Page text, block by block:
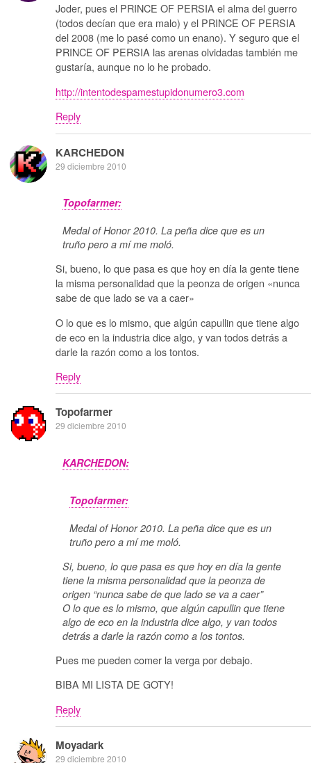
Joder, pues el PRINCE OF PERSIA el alma del guerro
(todos decían que era malo) y el PRINCE OF PERSIA
del 2008 (me lo pasé como un enano). Y seguro que el
PRINCE OF PERSIA las arenas olvidadas también me
gustaría, aunque no lo he probado.
http://intentodespamestupidonumero3.com
Reply
KARCHEDON
29 diciembre 2010
Topofarmer:
Medal of Honor 2010. La peña dice que es un
truño pero a mí me moló.
Si, bueno, lo que pasa es que hoy en día la gente tiene
la misma personalidad que la peonza de origen «nunca
sabe de que lado se va a caer»
O lo que es lo mismo, que algún capullin que tiene algo
de eco en la industria dice algo, y van todos detrás a
darle la razón como a los tontos.
Reply
Topofarmer
29 diciembre 2010
KARCHEDON:
Topofarmer:
Medal of Honor 2010. La peña dice que es un
truño pero a mí me moló.
Si, bueno, lo que pasa es que hoy en día la gente
tiene la misma personalidad que la peonza de
origen “nunca sabe de que lado se va a caer”
O lo que es lo mismo, que algún capullin que tiene
algo de eco en la industria dice algo, y van todos
detrás a darle la razón como a los tontos.
Pues me pueden comer la verga por debajo.
BIBA MI LISTA DE GOTY!
Reply
Moyadark
29 diciembre 2010